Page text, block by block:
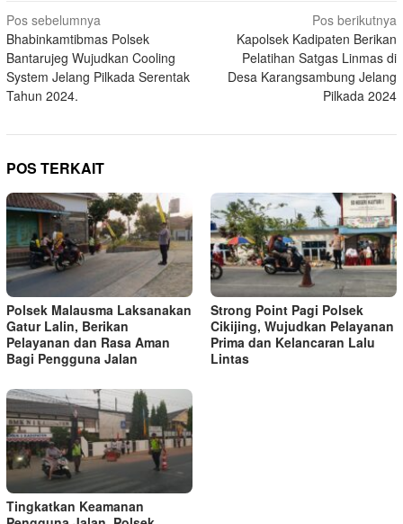
Navigasi
pos
Pos sebelumnya
Bhabinkamtibmas Polsek
Bantarujeg Wujudkan Cooling
System Jelang Pilkada Serentak
Tahun 2024.
Pos berikutnya
Kapolsek Kadipaten Berikan
Pelatihan Satgas Linmas di
Desa Karangsambung Jelang
Pilkada 2024
POS TERKAIT
Polsek Malausma Laksanakan
Gatur Lalin, Berikan
Pelayanan dan Rasa Aman
Bagi Pengguna Jalan
Strong Point Pagi Polsek
Cikijing, Wujudkan Pelayanan
Prima dan Kelancaran Lalu
Lintas
Tingkatkan Keamanan